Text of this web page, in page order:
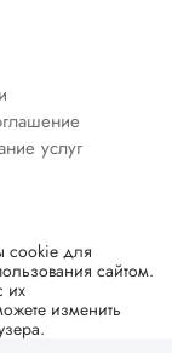
услуг
cookie для
сайтом.
их
изменить